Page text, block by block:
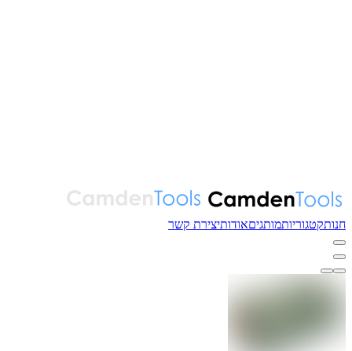
חנותקטגוריותמותגיםאודותיצירת קשר